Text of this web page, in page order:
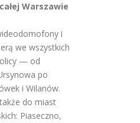
Warszawie
i
we wszystkich
— od
po
i Wilanów.
do miast
Piaseczno,